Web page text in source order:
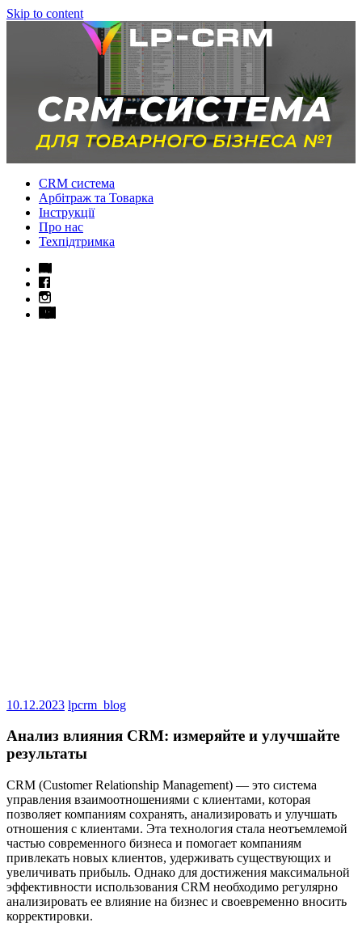
Skip to content
CRM система
Арбітраж та Товарка
Інструкції
Про нас
Техпідтримка
10.12.2023 lpcrm_blog
Анализ влияния CRM: измеряйте и улучшайте
результаты
CRM (Customer Relationship Management) — это система
управления взаимоотношениями с клиентами, которая
позволяет компаниям сохранять, анализировать и улучшать
отношения с клиентами. Эта технология стала неотъемлемой
частью современного бизнеса и помогает компаниям
привлекать новых клиентов, удерживать существующих и
увеличивать прибыль. Однако для достижения максимальной
эффективности использования CRM необходимо регулярно
анализировать ее влияние на бизнес и своевременно вносить
корректировки.